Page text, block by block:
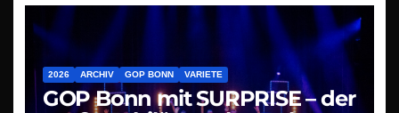
2026 ARCHIV GOP BONN VARIETE
GOP Bonn mit SURPRISE – der